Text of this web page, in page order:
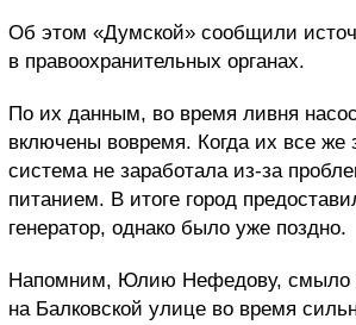
Об этом «Думской» сообщили
в правоохранительных органах.
По их данным, во время ливня
включены вовремя. Когда их все же
система не заработала из-за
питанием. В итоге город
генератор, однако было уже поздно.
Напомним, Юлию Нефедову, смыло
на Балковской улице во время